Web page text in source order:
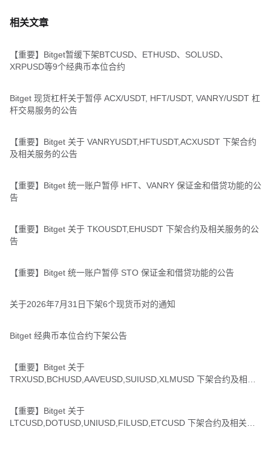
相关文章
【重要】Bitget暂缓下架BTCUSD、ETHUSD、SOLUSD、
XRPUSD等9个经典币本位合约
Bitget 现货杠杆关于暂停 ACX/USDT, HFT/USDT, VANRY/USDT 杠
杆交易服务的公告
【重要】Bitget 关于 VANRYUSDT,HFTUSDT,ACXUSDT 下架合约
及相关服务的公告
【重要】Bitget 统一账户暂停 HFT、VANRY 保证金和借贷功能的公
告
【重要】Bitget 关于 TKOUSDT,EHUSDT 下架合约及相关服务的公
告
【重要】Bitget 统一账户暂停 STO 保证金和借贷功能的公告
关于2026年7月31日下架6个现货币对的通知
Bitget 经典币本位合约下架公告
【重要】Bitget 关于
TRXUSD,BCHUSD,AAVEUSD,SUIUSD,XLMUSD 下架合约及相关
【重要】Bitget 关于
LTCUSD,DOTUSD,UNIUSD,FILUSD,ETCUSD 下架合约及相关服